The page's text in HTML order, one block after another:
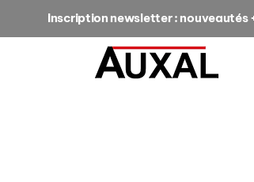
Inscription newsletter : nouveautés